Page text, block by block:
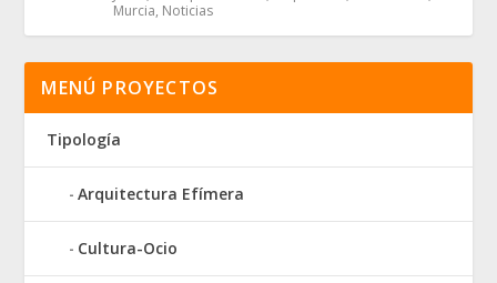
Murcia, Noticias
MENÚ PROYECTOS
Tipología
Arquitectura Efímera
Cultura-Ocio